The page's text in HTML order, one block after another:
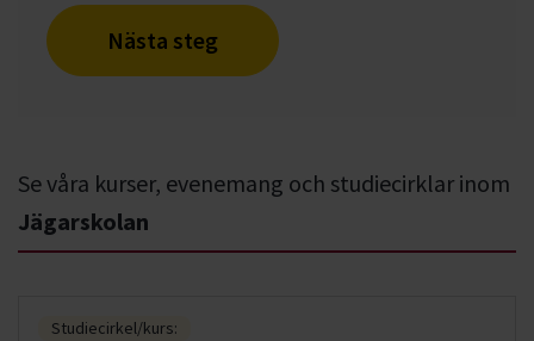
Nästa steg
Se våra kurser, evenemang och studiecirklar inom
Jägarskolan
Studiecirkel/kurs: